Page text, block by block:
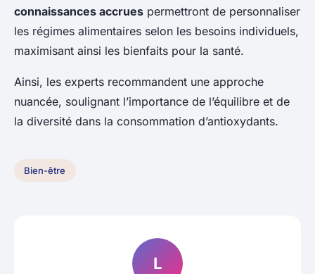
connaissances accrues permettront de personnaliser
les régimes alimentaires selon les besoins individuels,
maximisant ainsi les bienfaits pour la santé.
Ainsi, les experts recommandent une approche
nuancée, soulignant l’importance de l’équilibre et de
la diversité dans la consommation d’antioxydants.
Bien-être
L